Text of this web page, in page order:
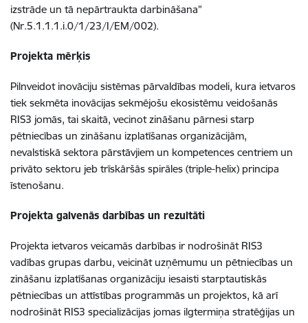
izstrāde un tā nepārtraukta darbināšana”
(Nr.5.1.1.1.i.0/1/23/I/EM/002).
Projekta mērķis
Pilnveidot inovāciju sistēmas pārvaldības modeli, kura ietvaros
tiek sekmēta inovācijas sekmējošu ekosistēmu veidošanās
RIS3 jomās, tai skaitā, vecinot zināšanu pārnesi starp
pētniecības un zināšanu izplatīšanas organizācijām,
nevalstiskā sektora pārstāvjiem un kompetences centriem un
privāto sektoru jeb trīskāršās spirāles (triple-helix) principa
īstenošanu.
Projekta galvenās darbības un rezultāti
Projekta ietvaros veicamās darbības ir nodrošināt RIS3
vadības grupas darbu, veicināt uzņēmumu un pētniecības un
zināšanu izplatīšanas organizāciju iesaisti starptautiskās
pētniecības un attīstības programmās un projektos, kā arī
nodrošināt RIS3 specializācijas jomas ilgtermiņa stratēģijas un